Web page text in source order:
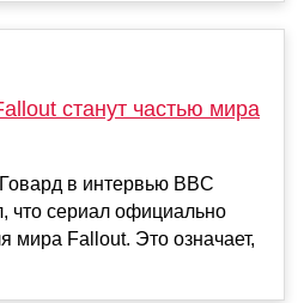
станут частью мира
в интервью BBC
что сериал официально
мира Fallout. Это означает,